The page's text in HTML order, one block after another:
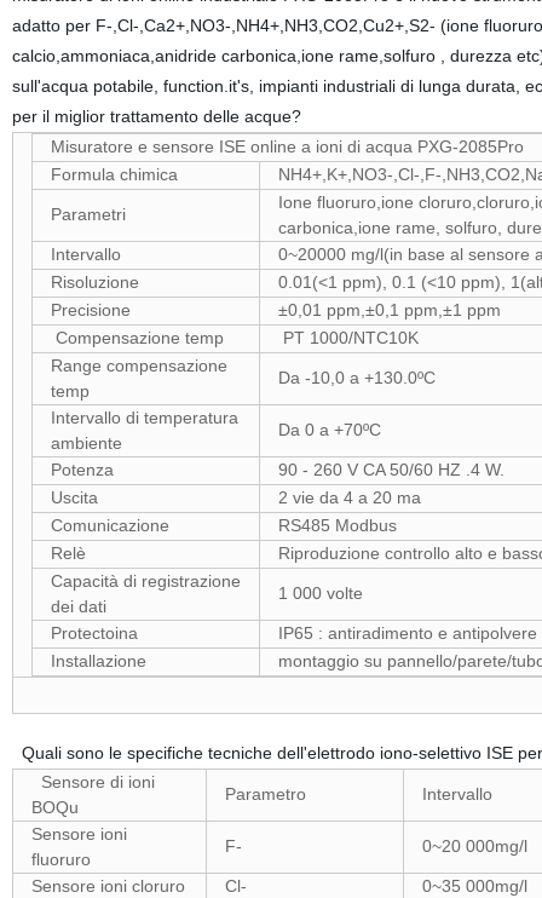
adatto per F-,Cl-,Ca2+,NO3-,NH4+,NH3,CO2,Cu2+,S2- (ione
calcio,ammoniaca,anidride carbonica,ione rame,solfuro , durezza
sull'acqua potabile, function.it's, impianti industriali di lunga durata,
per il miglior trattamento delle acque?
Misuratore e sensore ISE online a ioni di acqua PXG-2085Pro
Formula chimica
NH4+,K+,NO3-,Cl-,F-
Parametri
Ione fluoruro,ione
carbonica,ione rame, solfuro,
Intervallo
0~20000 mg/l(in base al sensore
Risoluzione
0.01(<1 ppm), 0.1 (<10 ppm),
Precisione
±0,01 ppm,±0,1 ppm,±1 ppm
Compensazione temp
PT 1000/NTC10K
Range compensazione
temp
Da -10,0 a +130.0ºC
Intervallo di temperatura
ambiente
Da 0 a +70ºC
Potenza
90 - 260 V CA 50/60 HZ .4 W.
Uscita
2 vie da 4 a 20 ma
Comunicazione
RS485 Modbus
Relè
Riproduzione controllo alto e
Capacità di registrazione
dei dati
1 000 volte
Protectoina
IP65 : antiradimento e antipolvere
Installazione
montaggio su pannello/parete/
Quali sono le specifiche tecniche dell'elettrodo iono-selettivo ISE
Sensore di ioni
BOQu
Parametro Intervallo
Sensore ioni
fluoruro
F- 0~20 000mg/l
Sensore ioni cloruro Cl-
0~35 000mg/l